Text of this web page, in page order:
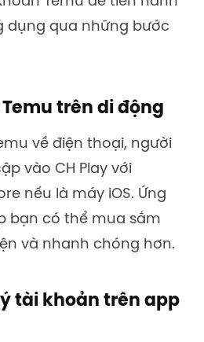
dụng qua những bước
Temu trên di động
về điện thoại, người
vào CH Play với
nếu là máy iOS. Ứng
bạn có thể mua sắm
và nhanh chóng hơn.
tài khoản trên app